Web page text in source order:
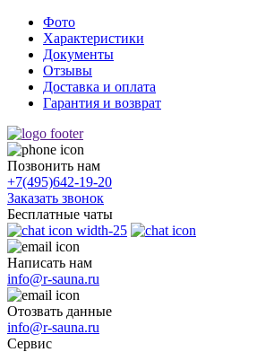
Фото
Характеристики
Документы
Отзывы
Доставка и оплата
Гарантия и возврат
Позвонить нам
+7(495)642-19-20
Заказать звонок
Бесплатные чаты
Написать нам
info@r-sauna.ru
Отозвать данные
info@r-sauna.ru
Сервис